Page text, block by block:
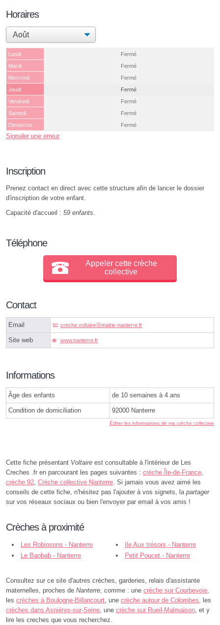
Horaires
Lundi
Fermé
Mardi
Fermé
Mercredi
Fermé
Jeudi
Fermé
Vendredi
Fermé
Samedi
Fermé
Dimanche
Fermé
Signaler une erreur
Inscription
Prenez contact en direct avec cette structure afin de lancer le dossier
d'inscription de votre enfant.
Capacité d'accueil : 59 enfants.
Téléphone
Appeler cette crèche
collective
Contact
Email creche.voltaireⓐmairie-nanterre.fr
Site web www.nanterre.fr
Informations
Âge des enfants de 10 semaines à 4 ans
Condition de domiciliation 92000 Nanterre
Éditer les informations de ma crèche collective
Cette fiche présentant Voltaire est consultable à l'intérieur de Les
Creches .fr en parcourant les pages suivantes : crèche Île-de-France,
crèche 92, Crèche collective Nanterre. Si jamais vous avez aimé les
conseils de cette fiche, n'hésitez pas l'ajouter à vos signets, la partager
sur vos réseaux sociaux ou bien l'envoyer par email à vos amis !
Crèches à proximité
Les Robinsons - Nanterre
Ile Aux trésors - Nanterre
Le Baobab - Nanterre
Petit Poucet - Nanterre
Consultez sur ce site d'autres crèches, garderies, relais d'assistante
maternelles, proches de Nanterre, comme : une crèche sur Courbevoie,
les crèches à Boulogne-Billancourt, une crèche autour de Colombes, les
crèches dans Asnières-sur-Seine, une crèche sur Rueil-Malmaison, et y
lire les creches que vous recherchez.